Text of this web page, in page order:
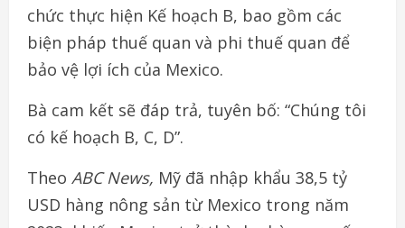
chức thực hiện Kế hoạch B, bao gồm các
biện pháp thuế quan và phi thuế quan để
bảo vệ lợi ích của Mexico.
Bà cam kết sẽ đáp trả, tuyên bố: “Chúng tôi
có kế hoạch B, C, D”.
Theo ABC News, Mỹ đã nhập khẩu 38,5 tỷ
USD hàng nông sản từ Mexico trong năm